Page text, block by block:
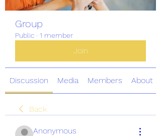
Group
Public · 1 member
Join
Discussion Media Members About
Back
Anonymous